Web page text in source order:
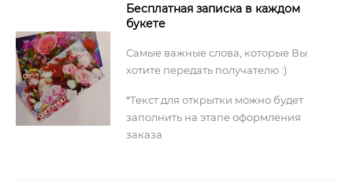
Бесплатная записка в каждом
букете
Самые важные слова, которые Вы
хотите передать получателю :)
*Текст для открытки можно будет
заполнить на этапе оформления
заказа